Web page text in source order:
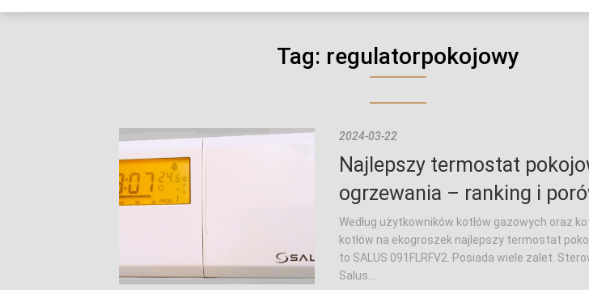
Tag: regulatorpokojowy
2024-03-22
Najlepszy termostat
ogrzewania – ranking i
Według użytkowników kotłów gazowych oraz
kotłów na ekogroszek najlepszy termostat
to SALUS 091FLRFV2. Posiada wiele zalet.
Salus...